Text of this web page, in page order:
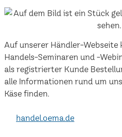
Auf unserer Händler-Webseite
Handels-Seminaren und -
als registrierter Kunde
alle Informationen rund um
Käse finden.
handel.oema.de